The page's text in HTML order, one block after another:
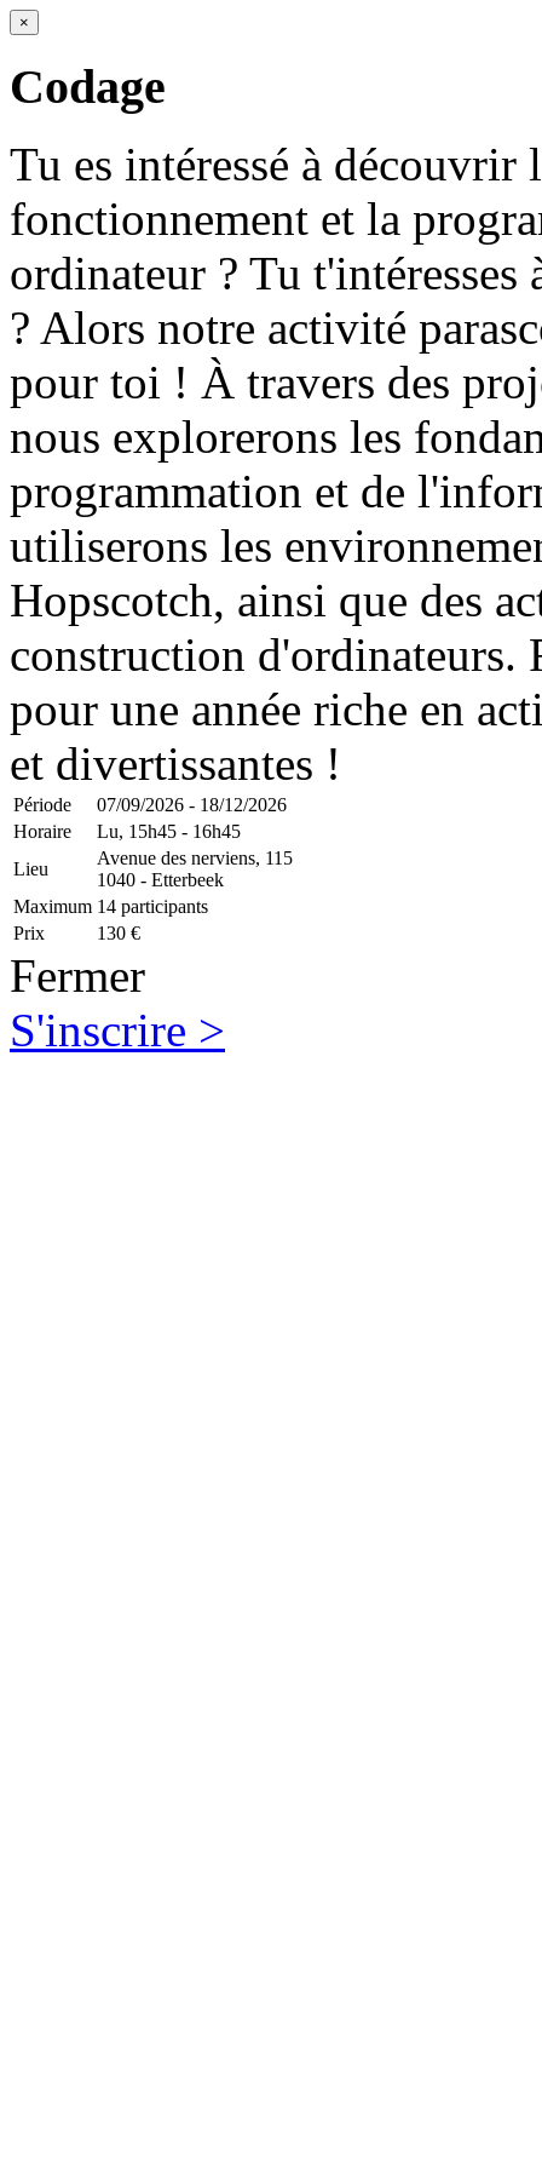
×
Codage
Tu es intéressé à découvrir
fonctionnement et la
ordinateur ? Tu
? Alors notre activité
pour toi ! À travers des
nous explorerons les
programmation et de
utiliserons les
Hopscotch, ainsi que des
construction d'ordinateurs.
pour une année riche en
et divertissantes !
Période
07/09/2026 - 18/12/2026
Horaire
Lu, 15h45 - 16h45
Lieu
Avenue des nerviens, 115
1040 - Etterbeek
Maximum 14 participants
Prix
130 €
Fermer
S'inscrire >